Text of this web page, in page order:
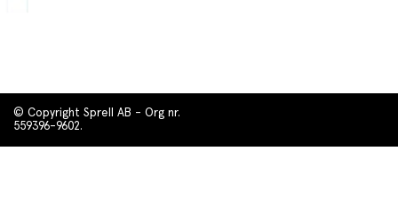
© Copyright Sprell AB - Org nr.
559396-9602.